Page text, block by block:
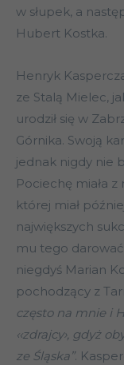
w słupek, a
Hubert Kostka.
Henryk
ze Stalą Mielec,
urodził się w
Górnika. Swoją
jednak nigdy nie
Pociechę miała
której miał
największych
mu tego
niegdyś Marian
pochodzący z
często na mnie i
‹‹zdrajcy›, gdyż
ze Śląska”.